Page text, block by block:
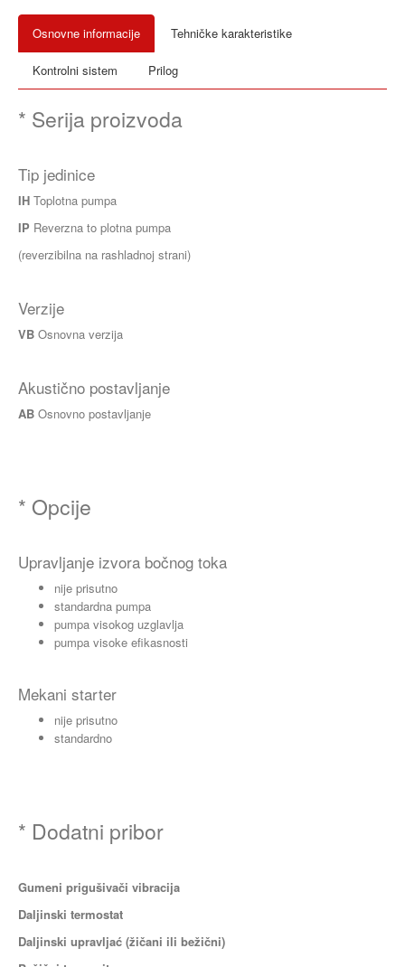
Osnovne informacije Tehničke karakteristike
Kontrolni sistem Prilog
* Serija proizvoda
Tip jedinice
IH Toplotna pumpa
IP Reverzna to plotna pumpa
(reverzibilna na rashladnoj strani)
Verzije
VB Osnovna verzija
Akustično postavljanje
AB Osnovno postavljanje
* Opcije
Upravljanje izvora bočnog toka
nije prisutno
standardna pumpa
pumpa visokog uzglavlja
pumpa visoke efikasnosti
Mekani starter
nije prisutno
standardno
* Dodatni pribor
Gumeni prigušivači vibracija
Daljinski termostat
Daljinski upravljać (žičani ili bežični)